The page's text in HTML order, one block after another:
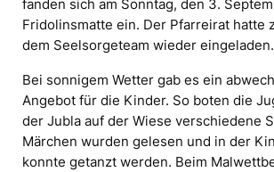
fanden sich am Sonntag, den 3.
Fridolinsmatte ein. Der Pfarreirat hatte
dem Seelsorgeteam wieder eingeladen.
Bei sonnigem Wetter gab es ein
Angebot für die Kinder. So boten die
der Jubla auf der Wiese verschiedene
Märchen wurden gelesen und in der
konnte getanzt werden. Beim